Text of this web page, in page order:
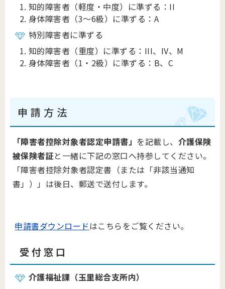
知的障害者（軽度・中度）に準ずる：II
身体障害者（3～6級）に準ずる：A
特別障害者に準ずる
知的障害者（重度）に準ずる：III、IV、M
身体障害者（1・2級）に準ずる：B、C
申 請 方 法
「障害者控除対象者認定申請書」 を記載し、 介護保険
被保険者証と一緒に下記の窓口へ持参してください。
「障害者控除対象者認定書（または「非該当通知
書」）」は後日、郵送で送付します。
申請書ダウンロードはこちらをご覧ください。
受 付 窓 口
介護福祉課（玉里総合支所内）